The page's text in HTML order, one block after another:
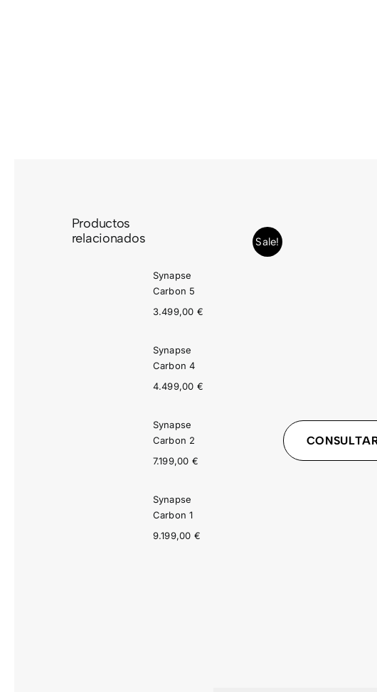
Productos
relacionados
Synapse
Carbon 5
3.499,00 €
Synapse
Carbon 4
4.499,00 €
Synapse
Carbon 2
7.199,00 €
Synapse
Carbon 1
9.199,00 €
Sale!